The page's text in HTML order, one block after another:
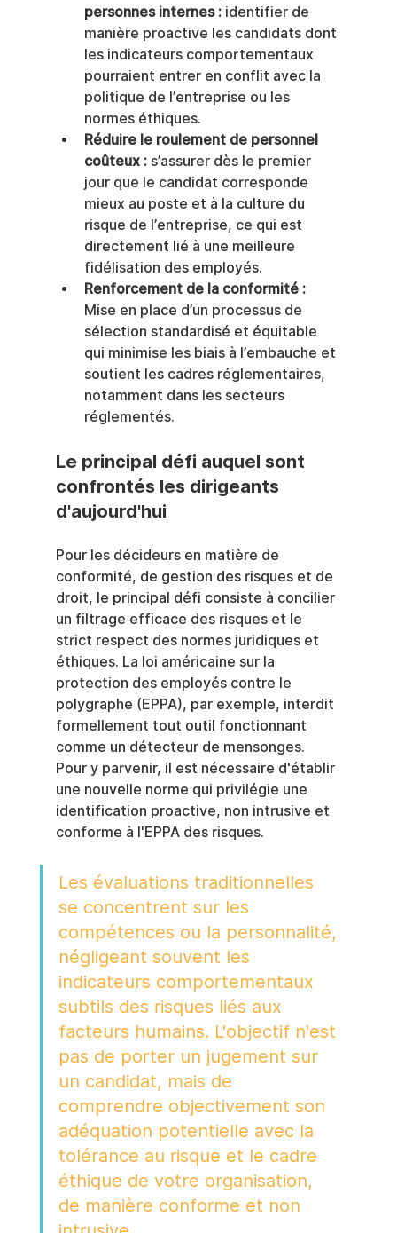
personnes internes : identifier de
manière proactive les candidats dont
les indicateurs comportementaux
pourraient entrer en conflit avec la
politique de l’entreprise ou les
normes éthiques.
Réduire le roulement de personnel
coûteux : s’assurer dès le premier
jour que le candidat corresponde
mieux au poste et à la culture du
risque de l’entreprise, ce qui est
directement lié à une meilleure
fidélisation des employés.
Renforcement de la conformité :
Mise en place d’un processus de
sélection standardisé et équitable
qui minimise les biais à l’embauche et
soutient les cadres réglementaires,
notamment dans les secteurs
réglementés.
Le principal défi auquel sont
confrontés les dirigeants
d'aujourd'hui
Pour les décideurs en matière de
conformité, de gestion des risques et de
droit, le principal défi consiste à concilier
un filtrage efficace des risques et le
strict respect des normes juridiques et
éthiques. La loi américaine sur la
protection des employés contre le
polygraphe (EPPA), par exemple, interdit
formellement tout outil fonctionnant
comme un détecteur de mensonges.
Pour y parvenir, il est nécessaire d'établir
une nouvelle norme qui privilégie une
identification proactive, non intrusive et
conforme à l'EPPA des risques.
Les évaluations traditionnelles
se concentrent sur les
compétences ou la personnalité,
négligeant souvent les
indicateurs comportementaux
subtils des risques liés aux
facteurs humains. L'objectif n'est
pas de porter un jugement sur
un candidat, mais de
comprendre objectivement son
adéquation potentielle avec la
tolérance au risque et le cadre
éthique de votre organisation,
de manière conforme et non